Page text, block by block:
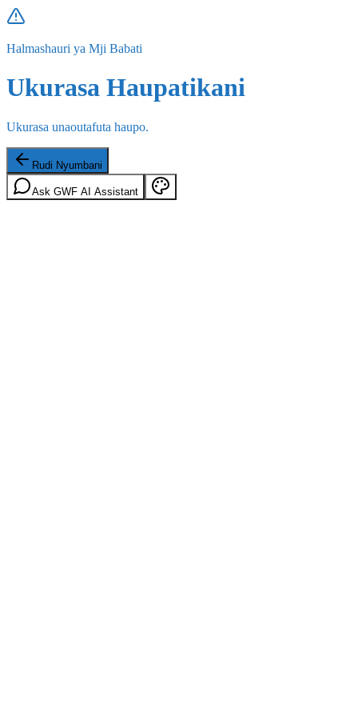
Halmashauri ya Mji Babati
Ukurasa Haupatikani
Ukurasa unaoutafuta haupo.
Rudi Nyumbani
Ask GWF AI Assistant